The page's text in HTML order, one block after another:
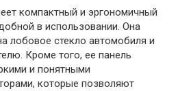
компактный и эргономичный
в использовании. Она
лобовое стекло автомобиля и
Кроме того, ее панель
и понятными
которые позволяют